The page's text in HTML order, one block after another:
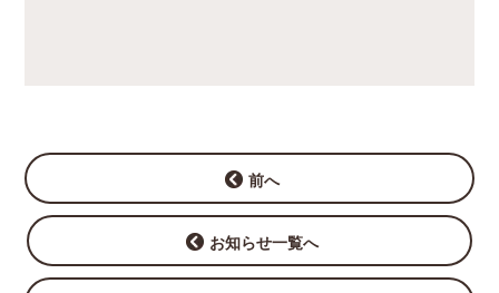
前へ
お知らせ一覧へ